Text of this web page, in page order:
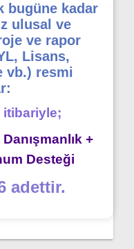
bugüne kadar
ulusal ve
ve rapor
Lisans,
vb.) resmi
itibariyle;
+
Desteği
adettir.